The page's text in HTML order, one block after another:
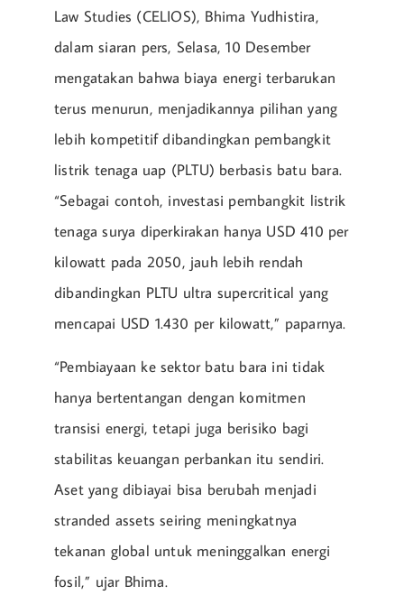
Law Studies (CELIOS), Bhima Yudhistira,
dalam siaran pers, Selasa, 10 Desember
mengatakan bahwa biaya energi terbarukan
terus menurun, menjadikannya pilihan yang
lebih kompetitif dibandingkan pembangkit
listrik tenaga uap (PLTU) berbasis batu bara.
“Sebagai contoh, investasi pembangkit listrik
tenaga surya diperkirakan hanya USD 410 per
kilowatt pada 2050, jauh lebih rendah
dibandingkan PLTU ultra supercritical yang
mencapai USD 1.430 per kilowatt,” paparnya.
“Pembiayaan ke sektor batu bara ini tidak
hanya bertentangan dengan komitmen
transisi energi, tetapi juga berisiko bagi
stabilitas keuangan perbankan itu sendiri.
Aset yang dibiayai bisa berubah menjadi
stranded assets seiring meningkatnya
tekanan global untuk meninggalkan energi
fosil,” ujar Bhima.